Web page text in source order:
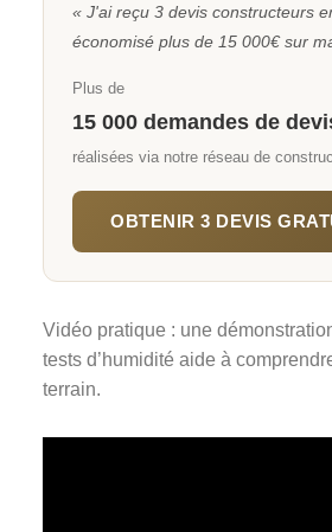
« J'ai reçu 3 devis constructeurs
économisé plus de 15 000€ sur
Plus de
15 000 demandes de
réalisées via notre réseau de
OBTENIR 3 DEVIS
Vidéo pratique : une
tests d’humidité aide à
terrain.